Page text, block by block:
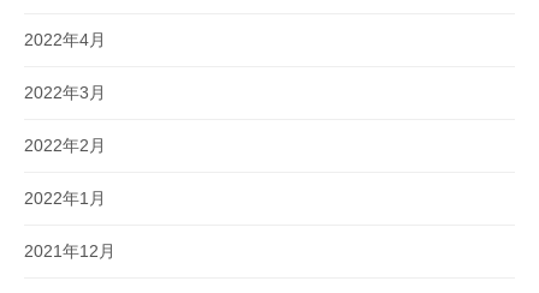
2022年4月
2022年3月
2022年2月
2022年1月
2021年12月